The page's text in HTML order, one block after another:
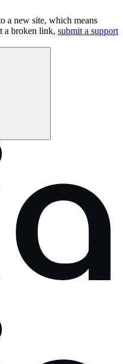
a new site, which means
a broken link, submit a support